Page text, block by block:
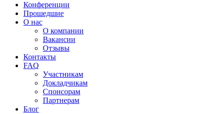
Конференции
Прошедшие
О нас
О компании
Вакансии
Отзывы
Контакты
FAQ
Участникам
Докладчикам
Спонсорам
Партнерам
Блог